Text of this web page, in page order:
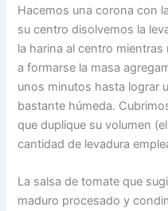
Hacemos una corona con
su centro disolvemos la
la harina al centro
a formarse la masa
unos minutos hasta lograr
bastante húmeda.
que duplique su volumen
cantidad de levadura
La salsa de tomate que
maduro procesado y